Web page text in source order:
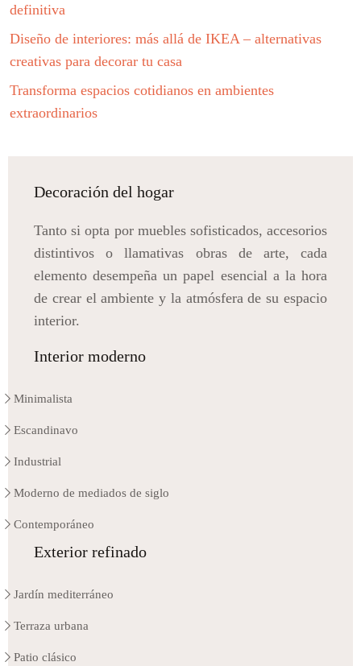
definitiva
Diseño de interiores: más allá de IKEA – alternativas
creativas para decorar tu casa
Transforma espacios cotidianos en ambientes
extraordinarios
Decoración del hogar
Tanto si opta por muebles sofisticados, accesorios
distintivos o llamativas obras de arte, cada
elemento desempeña un papel esencial a la hora
de crear el ambiente y la atmósfera de su espacio
interior.
Interior moderno
Minimalista
Escandinavo
Industrial
Moderno de mediados de siglo
Contemporáneo
Exterior refinado
Jardín mediterráneo
Terraza urbana
Patio clásico